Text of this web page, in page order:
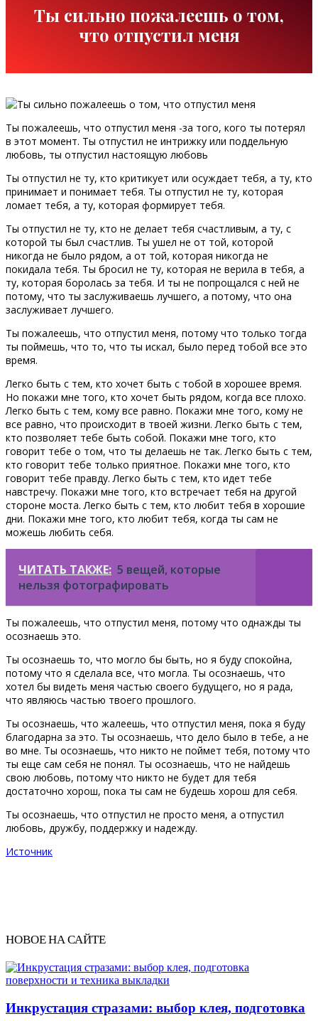
Ты сильно пожалеешь о том,
что отпустил меня
Ты пожалеешь, что отпустил меня -за того, кого ты потерял
в этот момент. Ты отпустил не интрижку или поддельную
любовь, ты отпустил настоящую любовь
Ты отпустил не ту, кто критикует или осуждает тебя, а ту, кто
принимает и понимает тебя. Ты отпустил не ту, которая
ломает тебя, а ту, которая формирует тебя.
Ты отпустил не ту, кто не делает тебя счастливым, а ту, с
которой ты был счастлив. Ты ушел не от той, которой
никогда не было рядом, а от той, которая никогда не
покидала тебя. Ты бросил не ту, которая не верила в тебя, а
ту, которая боролась за тебя. И ты не попрощался с ней не
потому, что ты заслуживаешь лучшего, а потому, что она
заслуживает лучшего.
Ты пожалеешь, что отпустил меня, потому что только тогда
ты поймешь, что то, что ты искал, было перед тобой все это
время.
Легко быть с тем, кто хочет быть с тобой в хорошее время.
Но покажи мне того, кто хочет быть рядом, когда все плохо.
Легко быть с тем, кому все равно. Покажи мне того, кому не
все равно, что происходит в твоей жизни. Легко быть с тем,
кто позволяет тебе быть собой. Покажи мне того, кто
говорит тебе о том, что ты делаешь не так. Легко быть с тем,
кто говорит тебе только приятное. Покажи мне того, кто
говорит тебе правду. Легко быть с тем, кто идет тебе
навстречу. Покажи мне того, кто встречает тебя на другой
стороне моста. Легко быть с тем, кто любит тебя в хорошие
дни. Покажи мне того, кто любит тебя, когда ты сам не
можешь любить себя.
ЧИТАТЬ ТАКЖЕ: 5 вещей, которые
нельзя фотографировать
Ты пожалеешь, что отпустил меня, потому что однажды ты
осознаешь это.
Ты осознаешь то, что могло бы быть, но я буду спокойна,
потому что я сделала все, что могла. Ты осознаешь, что
хотел бы видеть меня частью своего будущего, но я рада,
что являюсь частью твоего прошлого.
Ты осознаешь, что жалеешь, что отпустил меня, пока я буду
благодарна за это. Ты осознаешь, что дело было в тебе, а не
во мне. Ты осознаешь, что никто не поймет тебя, потому что
ты еще сам себя не понял. Ты осознаешь, что не найдешь
свою любовь, потому что никто не будет для тебя
достаточно хорош, пока ты сам не будешь хорош для себя.
Ты осознаешь, что отпустил не просто меня, а отпустил
любовь, дружбу, поддержку и надежду.
Источник
НОВОЕ НА САЙТЕ
Инкрустация стразами: выбор клея, подготовка